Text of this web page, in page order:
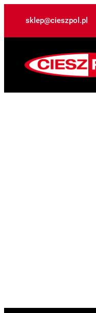
sklep@cieszpol.pl